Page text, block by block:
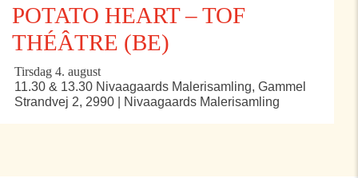
POTATO HEART – TOF
THÉÂTRE (BE)
Tirsdag 4. august
11.30 & 13.30 Nivaagaards Malerisamling, Gammel
Strandvej 2, 2990 | Nivaagaards Malerisamling